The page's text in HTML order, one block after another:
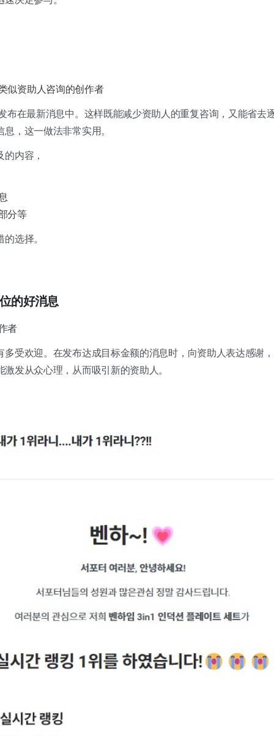
似资助人咨询的创作者
布在最新消息中。 这样既能减少资助人的重复咨询，又能省去
，这一做法非常实用。
内容，
分等
选择。
的好消息
者
多受欢迎。在发布达成目标金额的消息时，向资助人表达感谢
发从众心理，从而吸引新的资助人。